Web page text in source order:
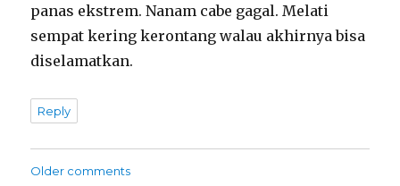
panas ekstrem. Nanam cabe gagal. Melati
sempat kering kerontang walau akhirnya bisa
diselamatkan.
Reply
Comments
Older comments